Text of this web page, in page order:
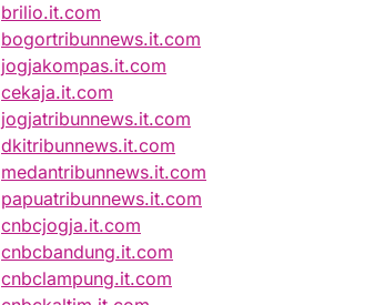
brilio.it.com
bogortribunnews.it.com
jogjakompas.it.com
cekaja.it.com
jogjatribunnews.it.com
dkitribunnews.it.com
medantribunnews.it.com
papuatribunnews.it.com
cnbcjogja.it.com
cnbcbandung.it.com
cnbclampung.it.com